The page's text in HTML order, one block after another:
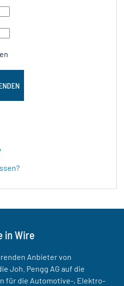
in Wire
Anbieter von
Joh. Pengg AG auf die
für die Automotive-, Elektro-